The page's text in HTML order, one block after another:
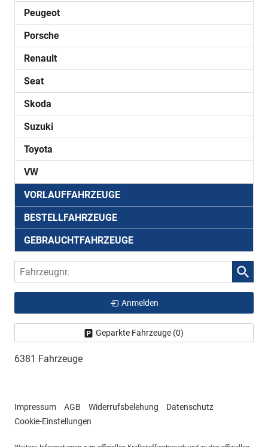
Peugeot
Porsche
Renault
Seat
Skoda
Suzuki
Toyota
VW
VORLAUFFAHRZEUGE
BESTELLFAHRZEUGE
GEBRAUCHTFAHRZEUGE
Fahrzeugnr.
Anmelden
Geparkte Fahrzeuge (0)
6381 Fahrzeuge
Impressum AGB Widerrufsbelehung
Datenschutz
Cookie-Einstellungen